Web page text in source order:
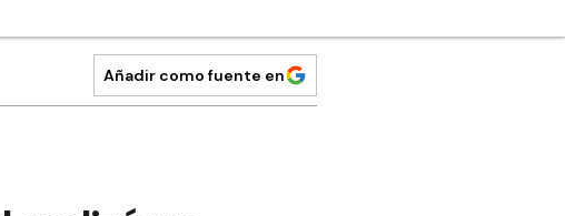
Añadir como fuente en